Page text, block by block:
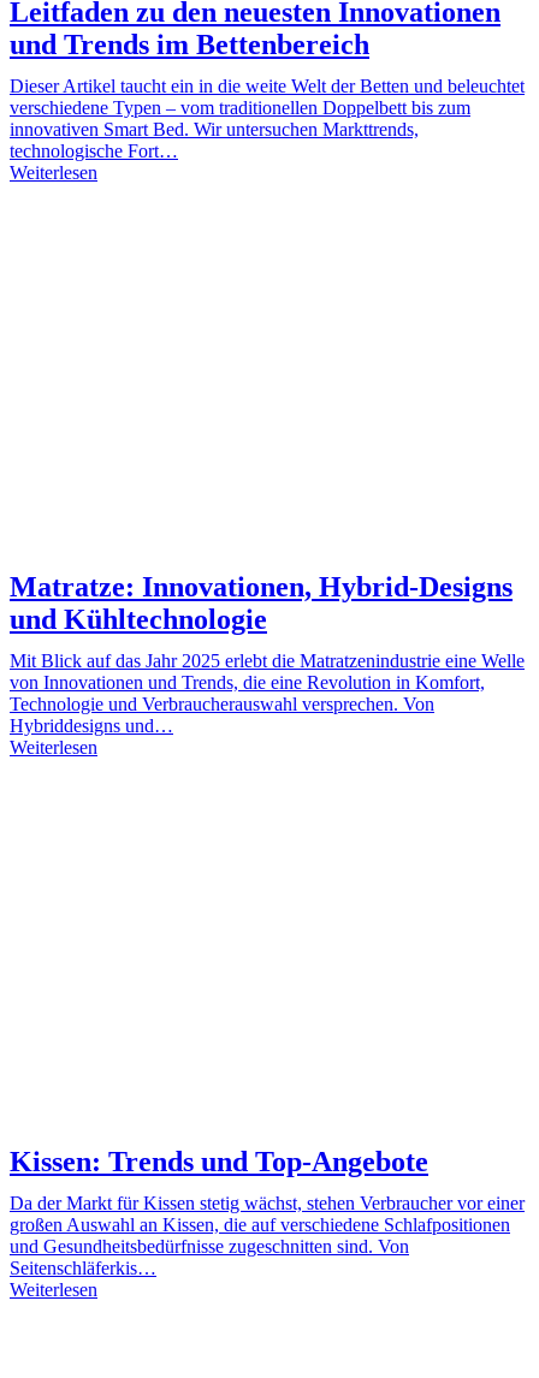
Leitfaden zu den neuesten Innovationen
und Trends im Bettenbereich
Dieser Artikel taucht ein in die weite Welt der Betten und beleuchtet
verschiedene Typen – vom traditionellen Doppelbett bis zum
innovativen Smart Bed. Wir untersuchen Markttrends,
technologische Fort…
Weiterlesen
Matratze: Innovationen, Hybrid-Designs
und Kühltechnologie
Mit Blick auf das Jahr 2025 erlebt die Matratzenindustrie eine Welle
von Innovationen und Trends, die eine Revolution in Komfort,
Technologie und Verbraucherauswahl versprechen. Von
Hybriddesigns und…
Weiterlesen
Kissen: Trends und Top-Angebote
Da der Markt für Kissen stetig wächst, stehen Verbraucher vor einer
großen Auswahl an Kissen, die auf verschiedene Schlafpositionen
und Gesundheitsbedürfnisse zugeschnitten sind. Von
Seitenschläferkis…
Weiterlesen